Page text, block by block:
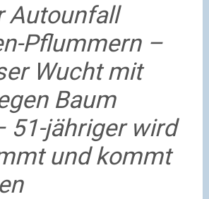
Autounfall
Pflummern –
Wucht mit
Baum
51-jähriger wird
und kommt